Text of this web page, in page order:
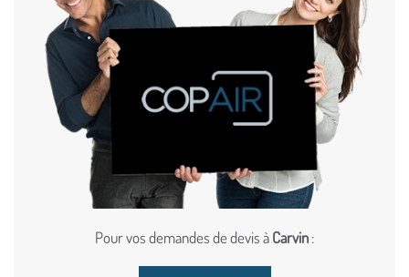
Pour vos demandes de devis àCarvin: